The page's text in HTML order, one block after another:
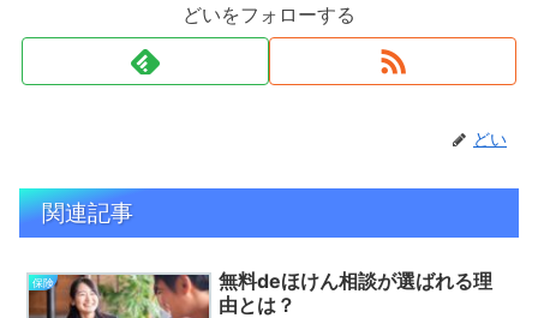
どいをフォローする
どい
関連記事
保険
無料deほけん相談が選ばれる理
由とは？